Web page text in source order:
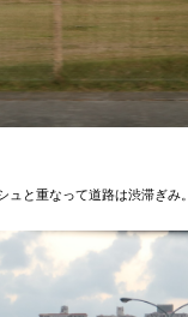
ュと重なって道路は渋滞ぎみ。